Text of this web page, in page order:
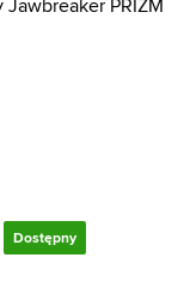
Dostępny